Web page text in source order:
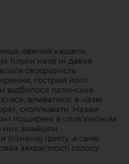
овечий кашель,
тільки назв ні давав
своєрідність
гострий його
відбилося латинське
вливатися; в назві
схоплювати. Назви
поширені в слов’янських
них знайшли
(ознаки) грипу, а саме
захриплості голосу.